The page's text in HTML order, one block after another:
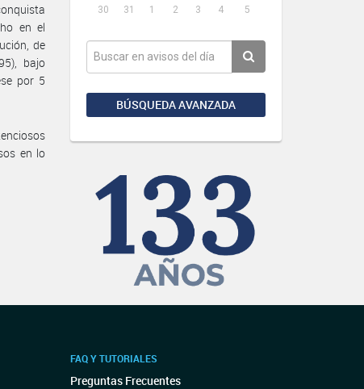
30
31 1 2 3 4 5
BÚSQUEDA AVANZADA
en el
de
bajo
por 5
en lo
FAQ Y TUTORIALES
Preguntas Frecuentes